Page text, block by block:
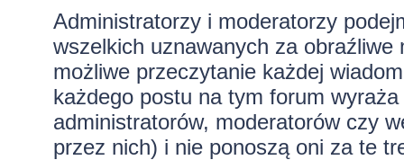
Administratorzy i moderatorzy
wszelkich uznawanych za obraźliwe
możliwe przeczytanie każdej
każdego postu na tym forum
administratorów, moderatorów czy
przez nich) i nie ponoszą oni za te